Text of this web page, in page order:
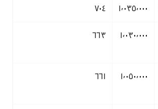
١٬٠٣٥٬٠٠٠
٧٠٤
١٬٠٣٠٬٠٠٠ ٦٦٣
١٬٠٥٠٬٠٠٠ ٦٦١